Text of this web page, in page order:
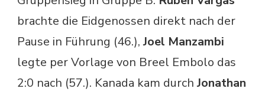
brachte die Eidgenossen direkt nach der
Pause in Führung (46.),Joel Manzambi
legte per Vorlage von Breel Embolo das
2:0 nach (57.). Kanada kam durchJonathan